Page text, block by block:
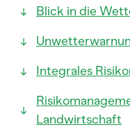
Blick in die
Integrales
Landwirtschaft